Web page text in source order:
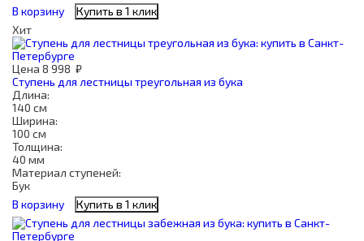
В корзину
Купить в 1 клик
Хит
Цена 8 998 ₽
Ступень для лестницы треугольная из бука
Длина:
140 см
Ширина:
100 см
Толщина:
40 мм
Материал ступеней:
Бук
В корзину
Купить в 1 клик